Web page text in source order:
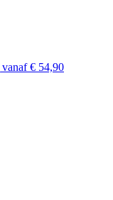
vanaf € 54,90